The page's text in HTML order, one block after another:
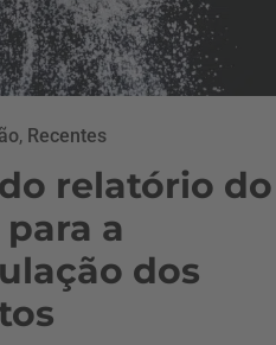
, Recentes
relatório do
para a
dos